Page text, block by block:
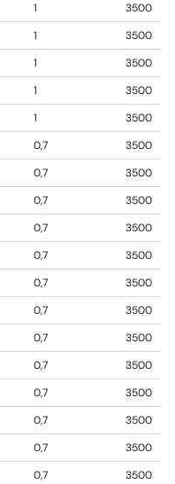
1
3500
1
3500
1
3500
1
3500
1
3500
0,7
3500
0,7
3500
0,7
3500
0,7
3500
0,7
3500
0,7
3500
0,7
3500
0,7
3500
0,7
3500
0,7
3500
0,7
3500
0,7
3500
0,7
3500